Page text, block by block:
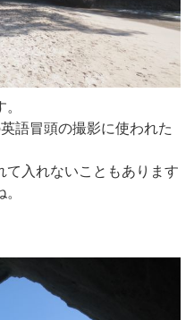
語冒頭の撮影に使われた
て入れないこともあります